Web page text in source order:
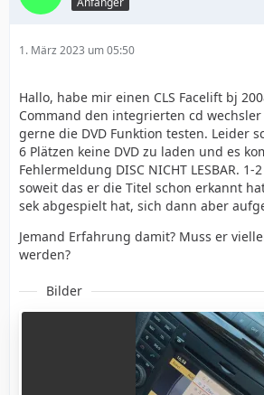
1. März 2023 um 05:50
Hallo, habe mir einen CLS Facelift bj
Command den integrierten cd
gerne die DVD Funktion testen. Leider
6 Plätzen keine DVD zu laden und es
Fehlermeldung DISC NICHT LESBAR.
soweit das er die Titel schon erkannt
sek abgespielt hat, sich dann aber
Jemand Erfahrung damit? Muss er
werden?
Bilder